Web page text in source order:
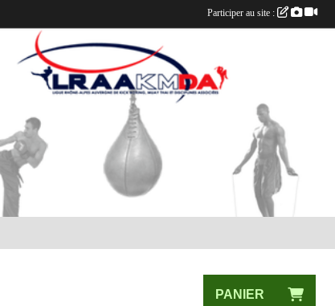
PANIER
Participer au site :